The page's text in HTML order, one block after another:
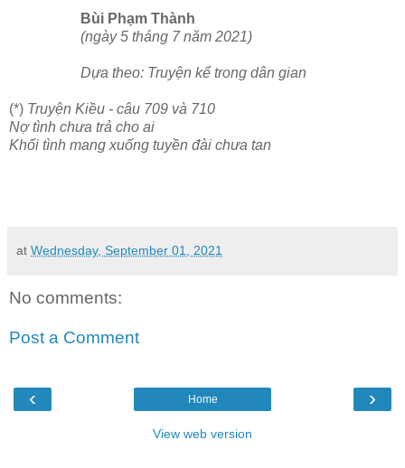
Bùi Phạm Thành
(ngày 5 tháng 7 năm 2021)
Dựa theo: Truyện kể trong dân gian
(*) Truyện Kiều - câu 709 và 710
Nợ tình chưa trả cho ai
Khối tình mang xuống tuyền đài chưa tan
at Wednesday, September 01, 2021
No comments:
Post a Comment
‹ ›
Home
View web version